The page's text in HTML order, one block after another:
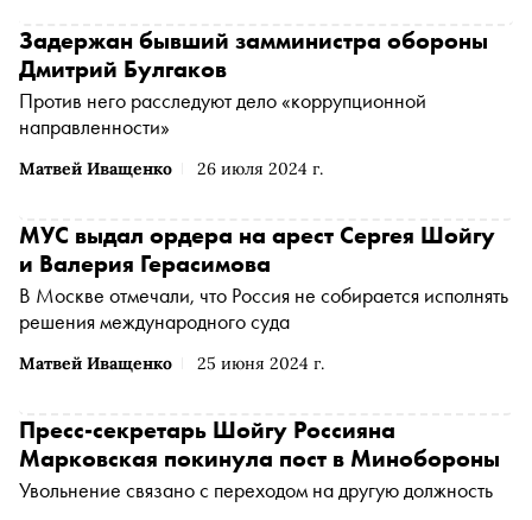
Матвей Иващенко 26 июля 2024 г.
Задержан бывший замминистра обороны
Дмитрий Булгаков
Против него расследуют дело «коррупционной
направленности»
Матвей Иващенко 25 июня 2024 г.
МУС выдал ордера на арест Сергея Шойгу
и Валерия Герасимова
В Москве отмечали, что Россия не собирается исполнять
решения международного суда
Пресс-секретарь Шойгу Россияна
Марковская покинула пост в Минобороны
Увольнение связано с переходом на другую должность